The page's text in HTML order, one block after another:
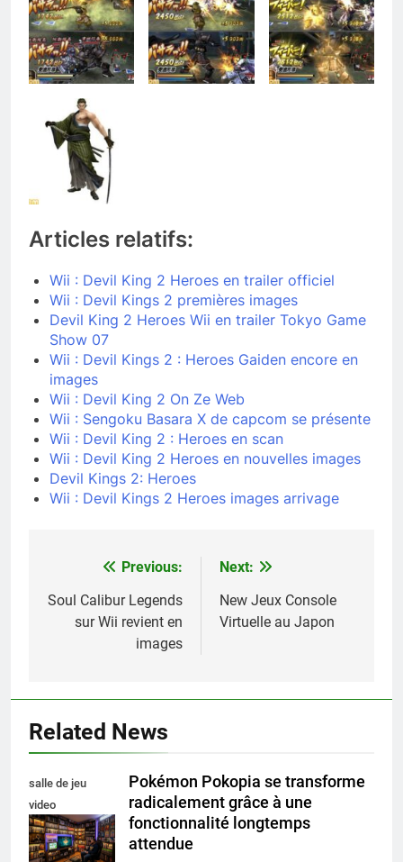
Articles relatifs:
Wii : Devil King 2 Heroes en trailer officiel
Wii : Devil Kings 2 premières images
Devil King 2 Heroes Wii en trailer Tokyo Game
Show 07
Wii : Devil Kings 2 : Heroes Gaiden encore en
images
Wii : Devil King 2 On Ze Web
Wii : Sengoku Basara X de capcom se présente
Wii : Devil King 2 : Heroes en scan
Wii : Devil King 2 Heroes en nouvelles images
Devil Kings 2: Heroes
Wii : Devil Kings 2 Heroes images arrivage
Navigation
de
Previous:
Soul Calibur Legends
sur Wii revient en
images
Next:
New Jeux Console
Virtuelle au Japon
Related News
salle de jeu
video
collectionneur
Pokémon Pokopia se transforme
radicalement grâce à une
fonctionnalité longtemps
attendue